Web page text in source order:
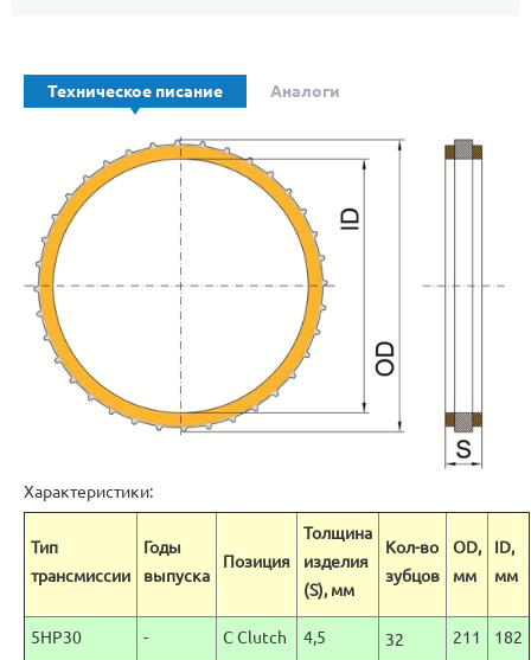
Техническое писание Аналоги
Характеристики:
Тип
трансмиссии
Годы
выпуска
Позиция
Толщина
изделия
(S), мм
Кол-во
зубцов
OD,
мм
ID,
мм
5HP30 - C Clutch 4,5 32 211 182